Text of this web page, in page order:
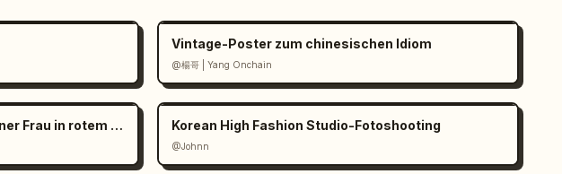
Vintage-Poster zum chinesischen Idiom
@楊哥 | Yang Onchain
Sonnenbeschienenes Porträt einer Frau in rotem Satin Korean High Fashion Studio-Fotoshooting
@Johnn